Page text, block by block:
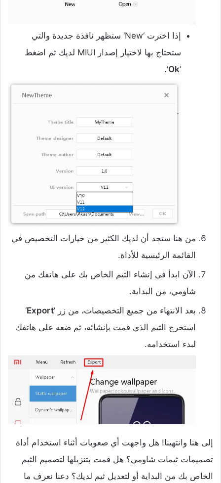
إذا اخترت ‘New‘ ستظهر نافذة جديدة والتي
ستحتاج بها لاختيار إصدار MIUI لديك ثم اضغط
‘
Ok
‘.
من هنا ستجد أن لديك الكثير من خيارات التخصيص في
القائمة الرئيسية للأداة.
الآن ابدأ في إنشاء الثيم الخاص بك على هاتفك من
شاومي، من البداية.
بعد الانتهاء من جميع التخصيصات، من زر ‘Export
‘
استخرج الثيم الذي قمت بإنشائه، ثم ضعه على هاتفك
لبدء استخدامه.
إلى هنا وانتهينا! هل واجهت أي صعوبات أثناء استخدام أداة
تصميمات ثيمات شاومي؟ هل قمت بتنزيلها لتصميم الثيم
الخاص بك من البداية أو لتعديل ثيم لديك؟ دعنا نعرف ما